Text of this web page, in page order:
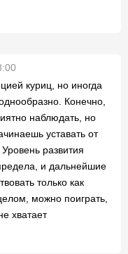
куриц, но иногда
Конечно,
наблюдать, но
уставать от
развития
и дальнейшие
только как
можно поиграть,
хватает